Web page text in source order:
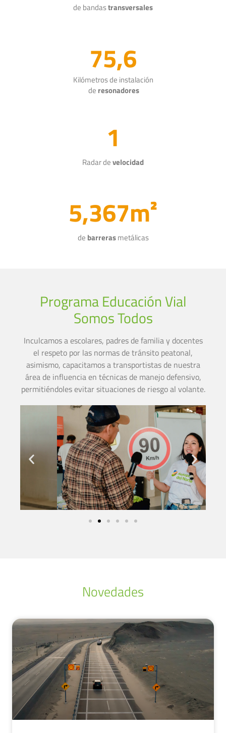
de bandastransversales
75,6
Kilómetros de instalación
de resonadores
1
Radar develocidad
5,367m²
de barrerasmetálicas
Programa Educación Vial
Somos Todos
Inculcamos a escolares, padres de familia y docentes
el respeto por las normas de tránsito peatonal,
asimismo, capacitamos a transportistas de nuestra
área de influencia en técnicas de manejo defensivo,
permitiéndoles evitar situaciones de riesgo al volante.
Novedades